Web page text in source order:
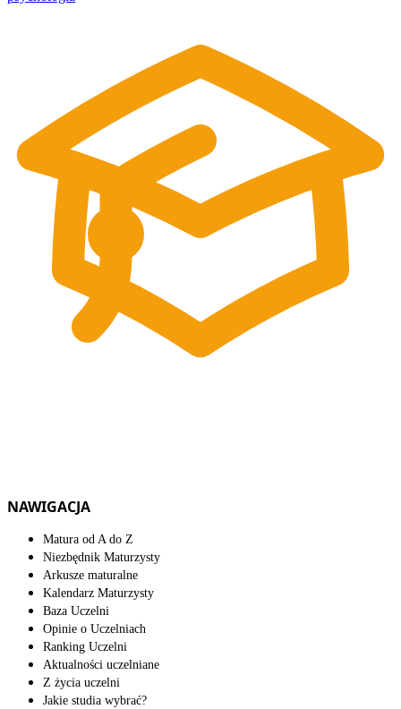
NAWIGACJA
Matura od A do Z
Niezbędnik Maturzysty
Arkusze maturalne
Kalendarz Maturzysty
Baza Uczelni
Opinie o Uczelniach
Ranking Uczelni
Aktualności uczelniane
Z życia uczelni
Jakie studia wybrać?